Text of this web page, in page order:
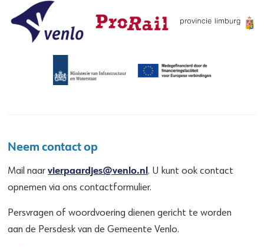
Neem contact op
Mail naarvierpaardjes@venlo.nl. U kunt ook contact
opnemen via ons contactformulier.
Persvragen of woordvoering dienen gericht te worden
aan de Persdesk van de Gemeente Venlo.